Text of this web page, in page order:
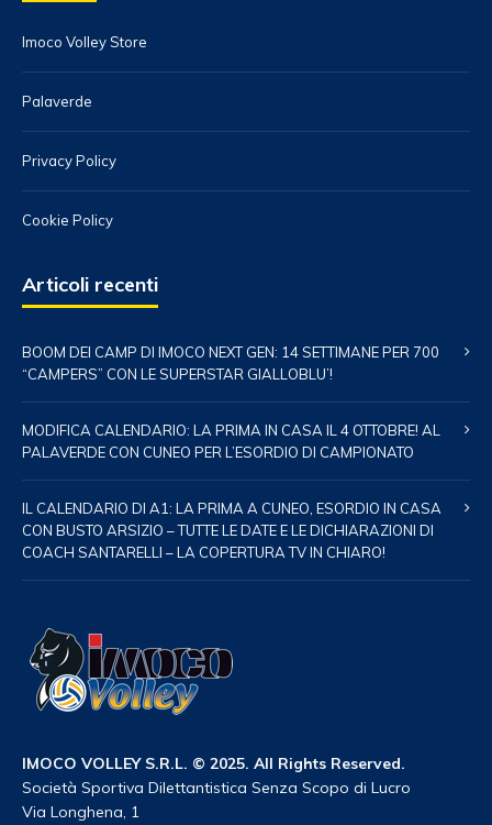
Imoco Volley Store
Palaverde
Privacy Policy
Cookie Policy
Articoli recenti
BOOM DEI CAMP DI IMOCO NEXT GEN: 14 SETTIMANE PER 700
“CAMPERS” CON LE SUPERSTAR GIALLOBLU’!
MODIFICA CALENDARIO: LA PRIMA IN CASA IL 4 OTTOBRE! AL
PALAVERDE CON CUNEO PER L’ESORDIO DI CAMPIONATO
IL CALENDARIO DI A1: LA PRIMA A CUNEO, ESORDIO IN CASA
CON BUSTO ARSIZIO – TUTTE LE DATE E LE DICHIARAZIONI DI
COACH SANTARELLI – LA COPERTURA TV IN CHIARO!
IMOCO VOLLEY S.R.L. © 2025. All Rights Reserved.
Società Sportiva Dilettantistica Senza Scopo di Lucro
Via Longhena, 1